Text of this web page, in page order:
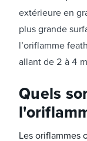
extérieure en
plus grande
l’oriflamme
allant de 2 à 4
Quels
Les oriflammes